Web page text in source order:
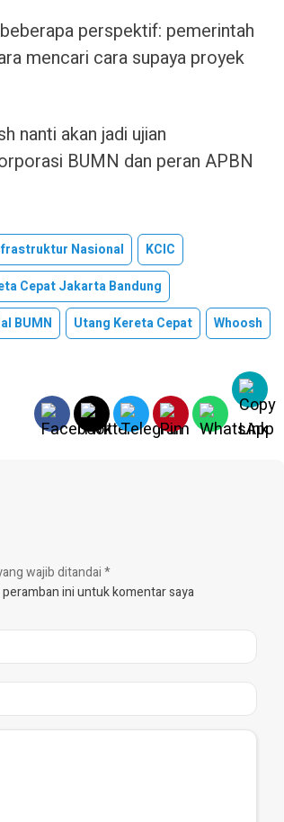
perspektif: pemerintah
mencari cara supaya proyek
nanti akan jadi ujian
BUMN dan peran APBN
Nasional
KCIC
Cepat Jakarta Bandung
BUMN Utang Kereta Cepat Whoosh
wajib ditandai*
ini untuk komentar saya